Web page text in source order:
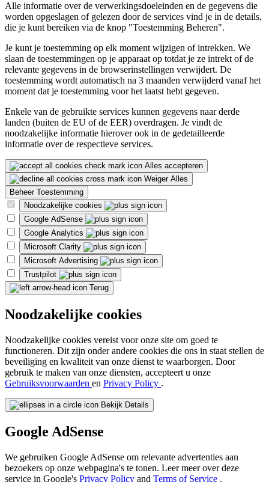
Alle informatie over de verwerkingsdoeleinden en de gegevens die
worden opgeslagen of gelezen door de services vind je in de details,
die je kunt bereiken via de knop "Toestemming Beheren".
Je kunt je toestemming op elk moment wijzigen of intrekken. We
slaan de toestemmingen op je apparaat op totdat je ze intrekt of de
relevante gegevens in de browserinstellingen verwijdert. De
toestemming wordt automatisch na 3 maanden verwijderd vanaf het
moment dat je toestemming voor het laatst hebt gegeven.
Enkele van de gebruikte services kunnen gegevens naar derde
landen (buiten de EU of de EER) overdragen. Je vindt de
noodzakelijke informatie hierover ook in de gedetailleerde
informatie over de respectieve services.
Alles accepteren
Weiger Alles
Beheer Toestemming
Noodzakelijke cookies
Google AdSense
Google Analytics
Microsoft Clarity
Microsoft Advertising
Trustpilot
Terug
Noodzakelijke cookies
Noodzakelijke cookies vereist voor onze site om goed te
functioneren. Dit zijn onder andere cookies die ons in staat stellen de
beveiliging en kwaliteit van onze dienst te waarborgen. Door
gebruik te maken van onze diensten, accepteert u onze
Gebruiksvoorwaarden en Privacy Policy .
Bekijk Details
Google AdSense
We gebruiken Google AdSense om relevante advertenties aan
bezoekers op onze webpagina's te tonen. Leer meer over deze
service in Google's Privacy Policy and Terms of Service .